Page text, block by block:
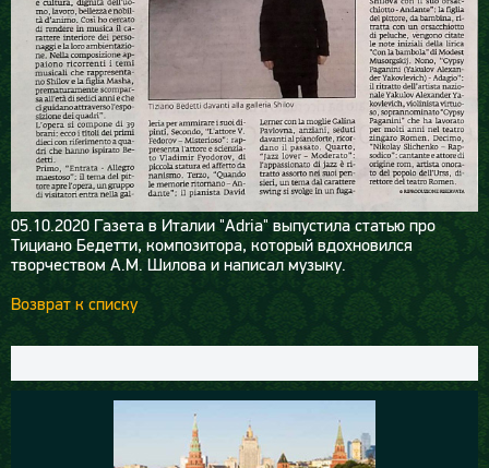
05.10.2020 Газета в Италии "Adria" выпустила статью про
Тициано Бедетти, композитора, который вдохновился
творчеством А.М. Шилова и написал музыку.
Возврат к списку